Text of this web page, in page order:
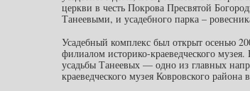
церкви в честь Покрова Пресвятой
Танеевыми, и усадебного парка –
Усадебный комплекс был открыт осенью
филиалом историко-краеведческого
усадьбы Танеевых — одно из главных
краеведческого музея Ковровского района